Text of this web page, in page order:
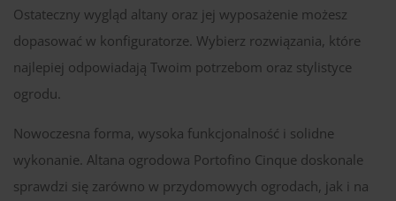
Ostateczny wygląd altany oraz jej wyposażenie możesz
dopasować w konfiguratorze. Wybierz rozwiązania, które
najlepiej odpowiadają Twoim potrzebom oraz stylistyce
ogrodu.
Nowoczesna forma, wysoka funkcjonalność i solidne
wykonanie. Altana ogrodowa Portofino Cinque doskonale
sprawdzi się zarówno w przydomowych ogrodach, jak i na